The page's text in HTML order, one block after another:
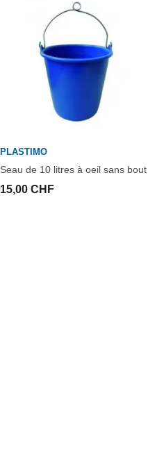
PLASTIMO
Seau de 10 litres à oeil sans bout
15,00 CHF